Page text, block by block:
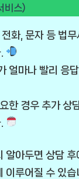
비스)
화, 문자 등 법
얼마나 빨리 응
한 경우 추가 상
알아두면 상담
이루어질 수 있습